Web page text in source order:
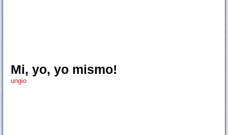
Mi, yo, yo mismo!
ungio